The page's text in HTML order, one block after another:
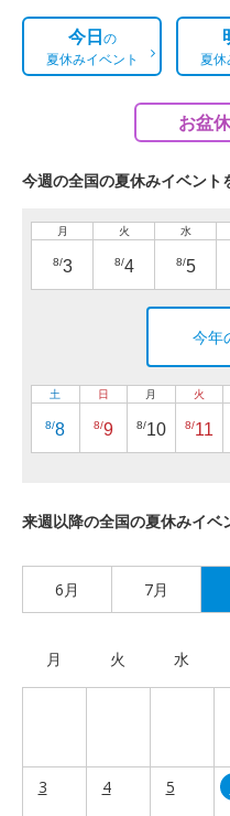
今日の
夏休みイベント
夏休
お盆
今週の全国の夏休みイベント
月
8/3
火
8/4
水
8/5
今年
土
8/8
日
8/9
月
8/10
火
8/11
来週以降の全国の夏休みイベ
6月 7月
月 火 水
3 4 5